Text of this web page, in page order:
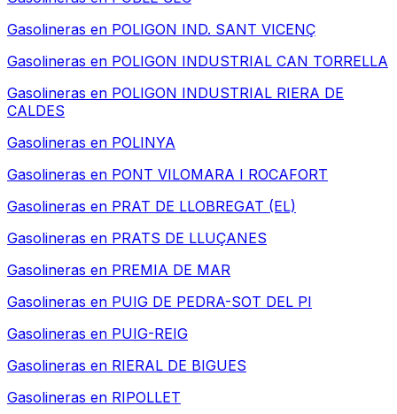
Gasolineras en POLIGON IND. SANT VICENÇ
Gasolineras en POLIGON INDUSTRIAL CAN TORRELLA
Gasolineras en POLIGON INDUSTRIAL RIERA DE
CALDES
Gasolineras en POLINYA
Gasolineras en PONT VILOMARA I ROCAFORT
Gasolineras en PRAT DE LLOBREGAT (EL)
Gasolineras en PRATS DE LLUÇANES
Gasolineras en PREMIA DE MAR
Gasolineras en PUIG DE PEDRA-SOT DEL PI
Gasolineras en PUIG-REIG
Gasolineras en RIERAL DE BIGUES
Gasolineras en RIPOLLET